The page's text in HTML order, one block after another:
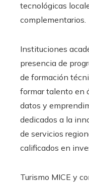
tecnológicas
complementarios.
Instituciones
presencia de
de formación
formar talento en
datos y
dedicados a la
de servicios
calificados en
Turismo MICE y